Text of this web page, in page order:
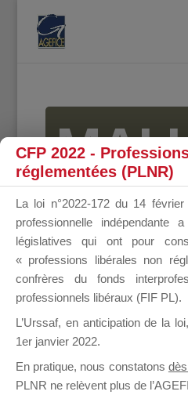
CFP 2022 -
réglementées (PLNR)
La loi n°2022-172 du 14
professionnelle indépendante
législatives qui ont pour
« professions libérales non
confrères du fonds
professionnels libéraux (FIF PL).
L’Urssaf, en anticipation de la loi
1er janvier 2022.
En pratique, nous constatons
PLNR ne relèvent plus de